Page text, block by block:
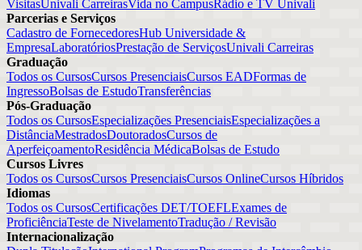
VisitasUnivali CarreirasVida no CampusRádio e TV Univali
Parcerias e Serviços
Cadastro de FornecedoresHub Universidade &
EmpresaLaboratóriosPrestação de ServiçosUnivali Carreiras
Graduação
Todos os CursosCursos PresenciaisCursos EADFormas de
IngressoBolsas de EstudoTransferências
Pós-Graduação
Todos os CursosEspecializações PresenciaisEspecializações a
DistânciaMestradosDoutoradosCursos de
AperfeiçoamentoResidência MédicaBolsas de Estudo
Cursos Livres
Todos os CursosCursos PresenciaisCursos OnlineCursos Híbridos
Idiomas
Todos os CursosCertificações DET/TOEFLExames de
ProficiênciaTeste de NivelamentoTradução / Revisão
Internacionalização